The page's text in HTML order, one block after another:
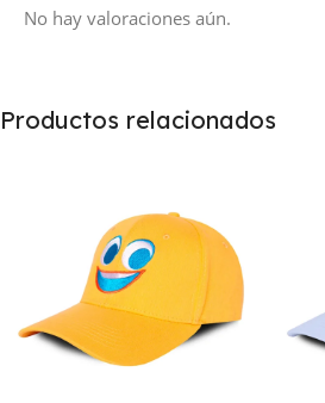
No hay valoraciones aún.
Productos relacionados